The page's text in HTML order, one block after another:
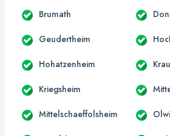
Brumath
Geudertheim
Hohatzenheim
Kriegsheim
Mittelschaeffolsheim